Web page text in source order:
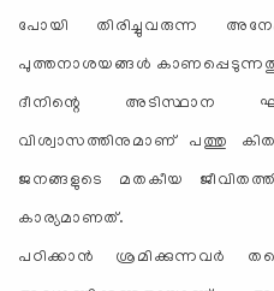
പോയി തിരിച്ചുവരുന്ന
പുത്തനാശയങ്ങള്‍
ദീനിന്റെ അടിസ്ഥാന
വിശ്വാസത്തിനുമാണ് പത്തു
ജനങ്ങളുടെ മതകീയ
കാര്യമാണത്.
പഠിക്കാന്‍